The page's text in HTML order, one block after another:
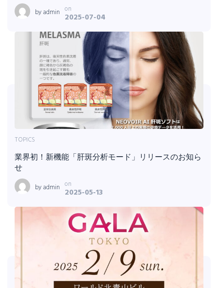
byadmin on
2025-07-04
TOPICS
業界初！新機能「肝斑分析モード」リリースのお知ら
せ
byadmin on
2025-05-13